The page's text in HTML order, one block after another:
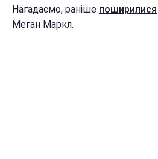
Нагадаємо, раніше поширилися
Меган Маркл.